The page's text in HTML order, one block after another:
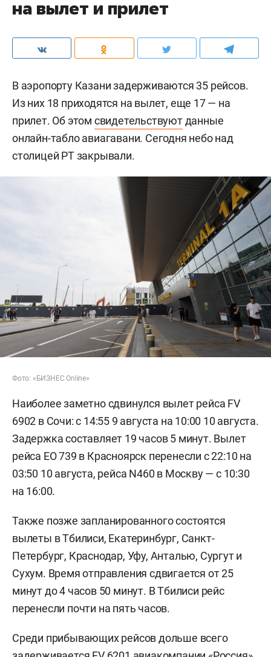
на вылет и прилет
В аэропорту Казани задерживаются 35 рейсов.
Из них 18 приходятся на вылет, еще 17 — на
прилет. Об этом свидетельствуютданные
онлайн-табло авиагавани. Сегодня небо над
столицей РТ закрывали.
Фото: «БИЗНЕС Online»
Наиболее заметно сдвинулся вылет рейса FV
6902 в Сочи: с 14:55 9 августа на 10:00 10 августа.
Задержка составляет 19 часов 5 минут. Вылет
рейса EO 739 в Красноярск перенесли с 22:10 на
03:50 10 августа, рейса N460 в Москву — с 10:30
на 16:00.
Также позже запланированного состоятся
вылеты в Тбилиси, Екатеринбург, Санкт-
Петербург, Краснодар, Уфу, Анталью, Сургут и
Сухум. Время отправления сдвигается от 25
минут до 4 часов 50 минут. В Тбилиси рейс
перенесли почти на пять часов.
Среди прибывающих рейсов дольше всего